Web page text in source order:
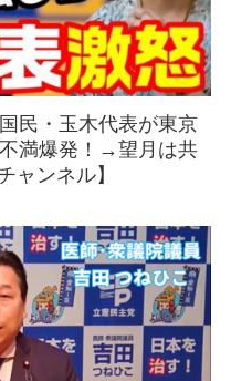
民・玉木代表が東京
満爆発！→望月は共
ャンネル】